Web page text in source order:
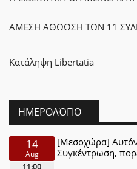
ΑΜΕΣΗ ΑΘΩΩΣΗ ΤΩΝ 11
Κατάληψη Libertatia
ΗΜΕΡΟΛΌΓΙΟ
14
Aug
11:00
[Μεσοχώρα]
Συγκέντρωση,